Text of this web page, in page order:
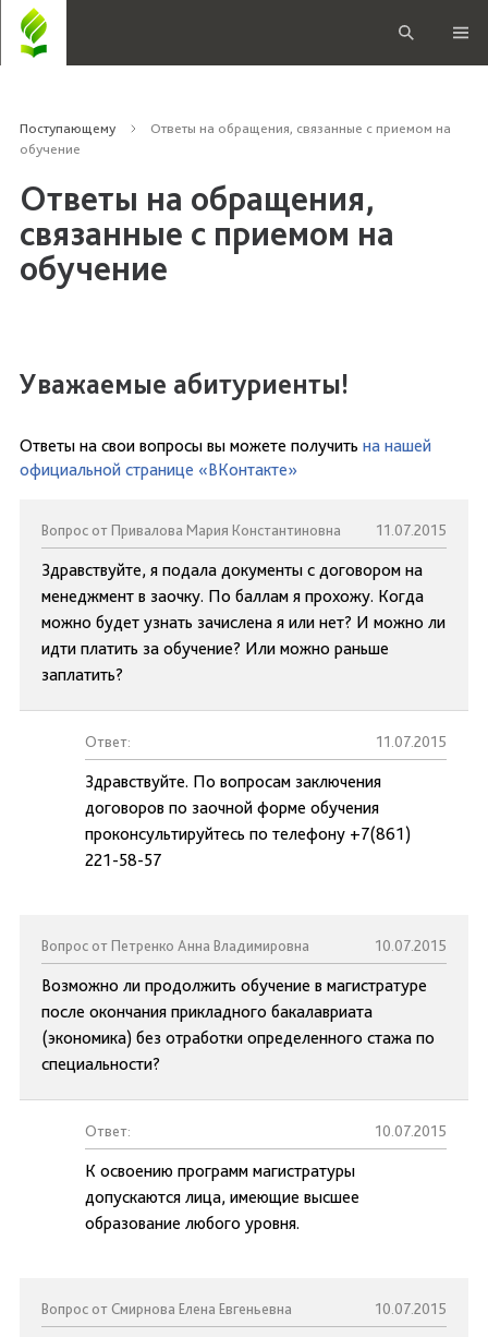
Поступающему
Ответы на обращения, связанные с приемом на
обучение
Ответы на обращения,
связанные с приемом на
обучение
Уважаемые абитуриенты!
Ответы на свои вопросы вы можете получить на нашей
официальной странице «ВКонтакте»
Вопрос от Привалова Мария Константиновна 11.07.2015
Здравствуйте, я подала документы с договором на
менеджмент в заочку. По баллам я прохожу. Когда
можно будет узнать зачислена я или нет? И можно ли
идти платить за обучение? Или можно раньше
заплатить?
Ответ: 11.07.2015
Здравствуйте. По вопросам заключения
договоров по заочной форме обучения
проконсультируйтесь по телефону +7(861)
221-58-57
Вопрос от Петренко Анна Владимировна 10.07.2015
Возможно ли продолжить обучение в магистратуре
после окончания прикладного бакалавриата
(экономика) без отработки определенного стажа по
специальности?
Ответ: 10.07.2015
К освоению программ магистратуры
допускаются лица, имеющие высшее
образование любого уровня.
Вопрос от Смирнова Елена Евгеньевна 10.07.2015